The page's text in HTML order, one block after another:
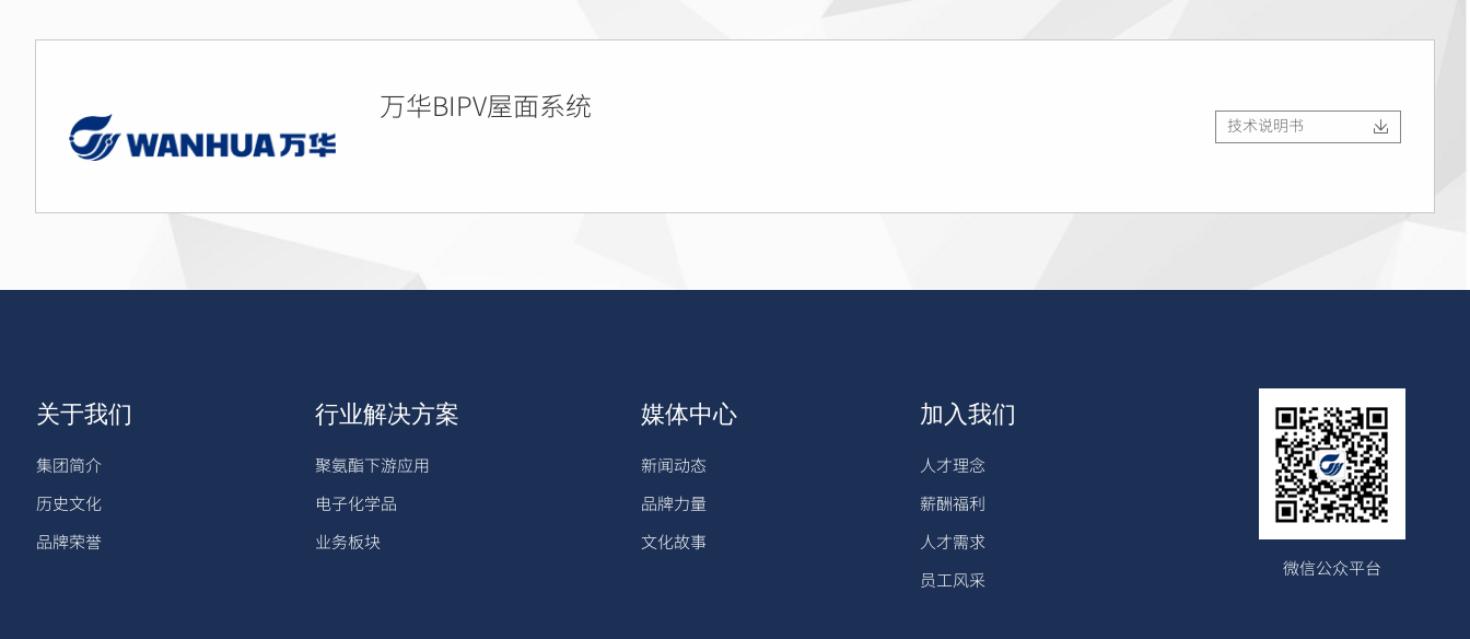
万华BIPV屋面系统
技术说明书
关于我们
集团简介
历史文化
品牌荣誉
行业解决方案
聚氨酯下游应用
电子化学品
业务板块
媒体中心
新闻动态
品牌力量
文化故事
加入我们
人才理念
薪酬福利
人才需求
员工风采
微信公众平台